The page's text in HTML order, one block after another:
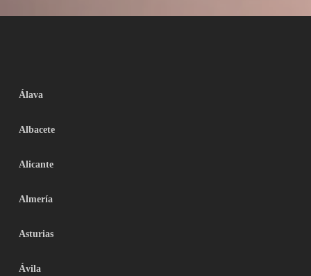
Álava
Albacete
Alicante
Almería
Asturias
Ávila